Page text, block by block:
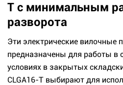
T с минимальным
разворота
Эти электрические вилочные
предназначены для работы в
условиях в закрытых
CLGA16-T выбирают для